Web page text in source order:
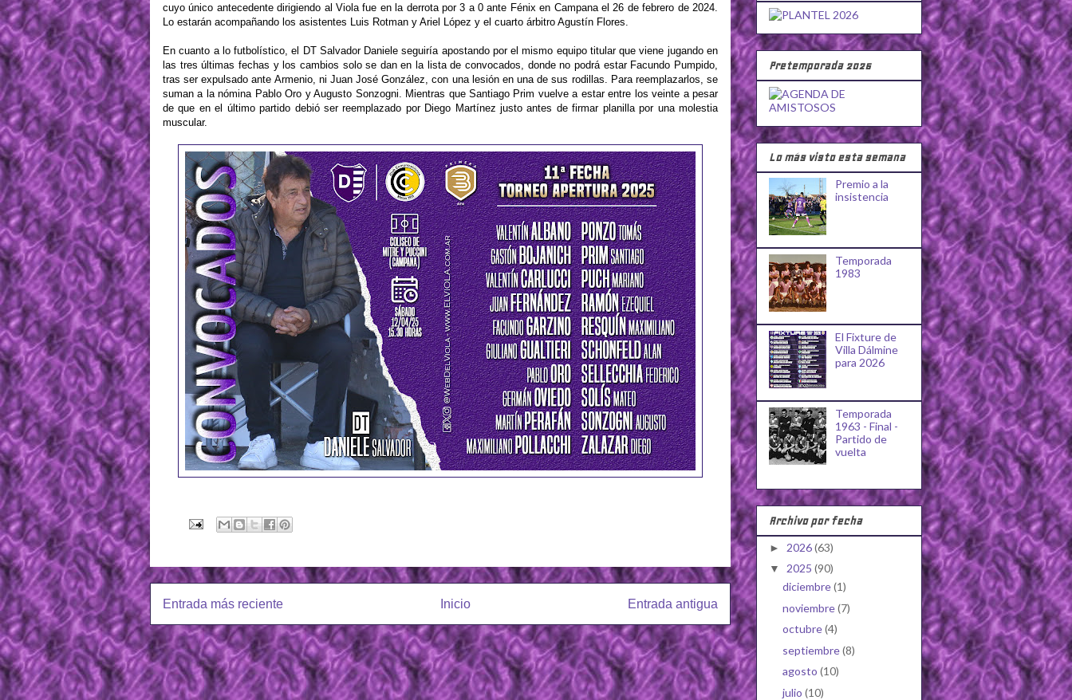
cuyo único antecedente dirigiendo al Viola fue en la derrota por 3 a 0 ante Fénix en Campana el 26 de febrero de 2024.
Lo estarán acompañando los asistentes Luis Rotman y Ariel López y el cuarto árbitro Agustín Flores.
En cuanto a lo futbolístico, el DT Salvador Daniele seguiría apostando por el mismo equipo titular que viene jugando en
las tres últimas fechas y los cambios solo se dan en la lista de convocados, donde no podrá estar Facundo Pumpido,
tras ser expulsado ante Armenio, ni Juan José González, con una lesión en una de sus rodillas. Para reemplazarlos, se
suman a la nómina Pablo Oro y Augusto Sonzogni. Mientras que Santiago Prim vuelve a estar entre los veinte a pesar
de que en el último partido debió ser reemplazado por Diego Martínez justo antes de firmar planilla por una molestia
muscular.
Entrada más reciente Entrada antigua
Inicio
Pretemporada 2026
Lo más visto esta semana
Premio a la
insistencia
Temporada
1983
El Fixture de
Villa Dálmine
para 2026
Temporada
1963 - Final -
Partido de
vuelta
Archivo por fecha
► 2026(63)
▼ 2025 (90)
diciembre(1)
noviembre(7)
octubre(4)
septiembre(8)
agosto (10)
julio (10)